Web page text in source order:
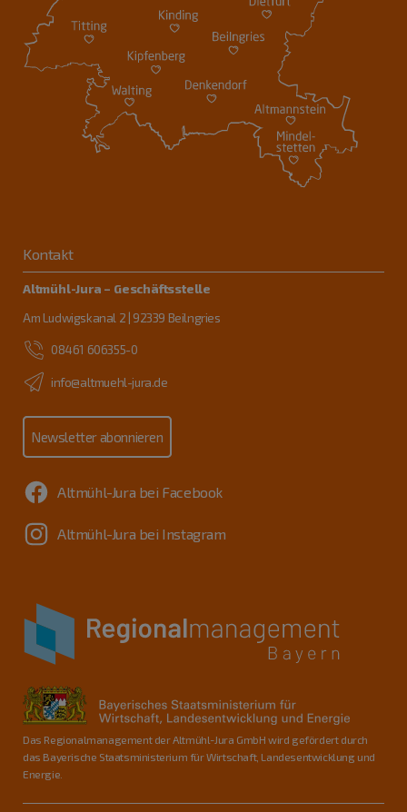
Kontakt
Altmühl-Jura – Geschäftsstelle
Am Ludwigskanal 2 | 92339 Beilngries
08461 606355-0
info@altmuehl-jura.de
Newsletter abonnieren
Altmühl-Jura bei Facebook
Altmühl-Jura bei Instagram
Das Regionalmanagement der Altmühl-Jura GmbH wird gefördert durch
das Bayerische Staatsministerium für Wirtschaft, Landesentwicklung und
Energie.